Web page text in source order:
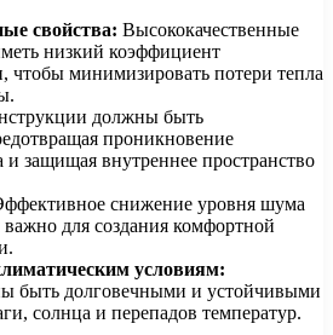
свойства: Высококачественные
низкий коэффициент
чтобы минимизировать потери тепла
должны быть
проникновение
и защищая внутреннее пространство
снижение уровня шума
для создания комфортной
условиям:
быть долговечными и устойчивыми
солнца и перепадов температур.